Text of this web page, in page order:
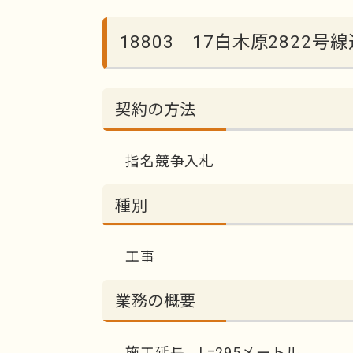
18803 17白木原2822号線
契約の方法
指名競争入札
種別
工事
業務の概要